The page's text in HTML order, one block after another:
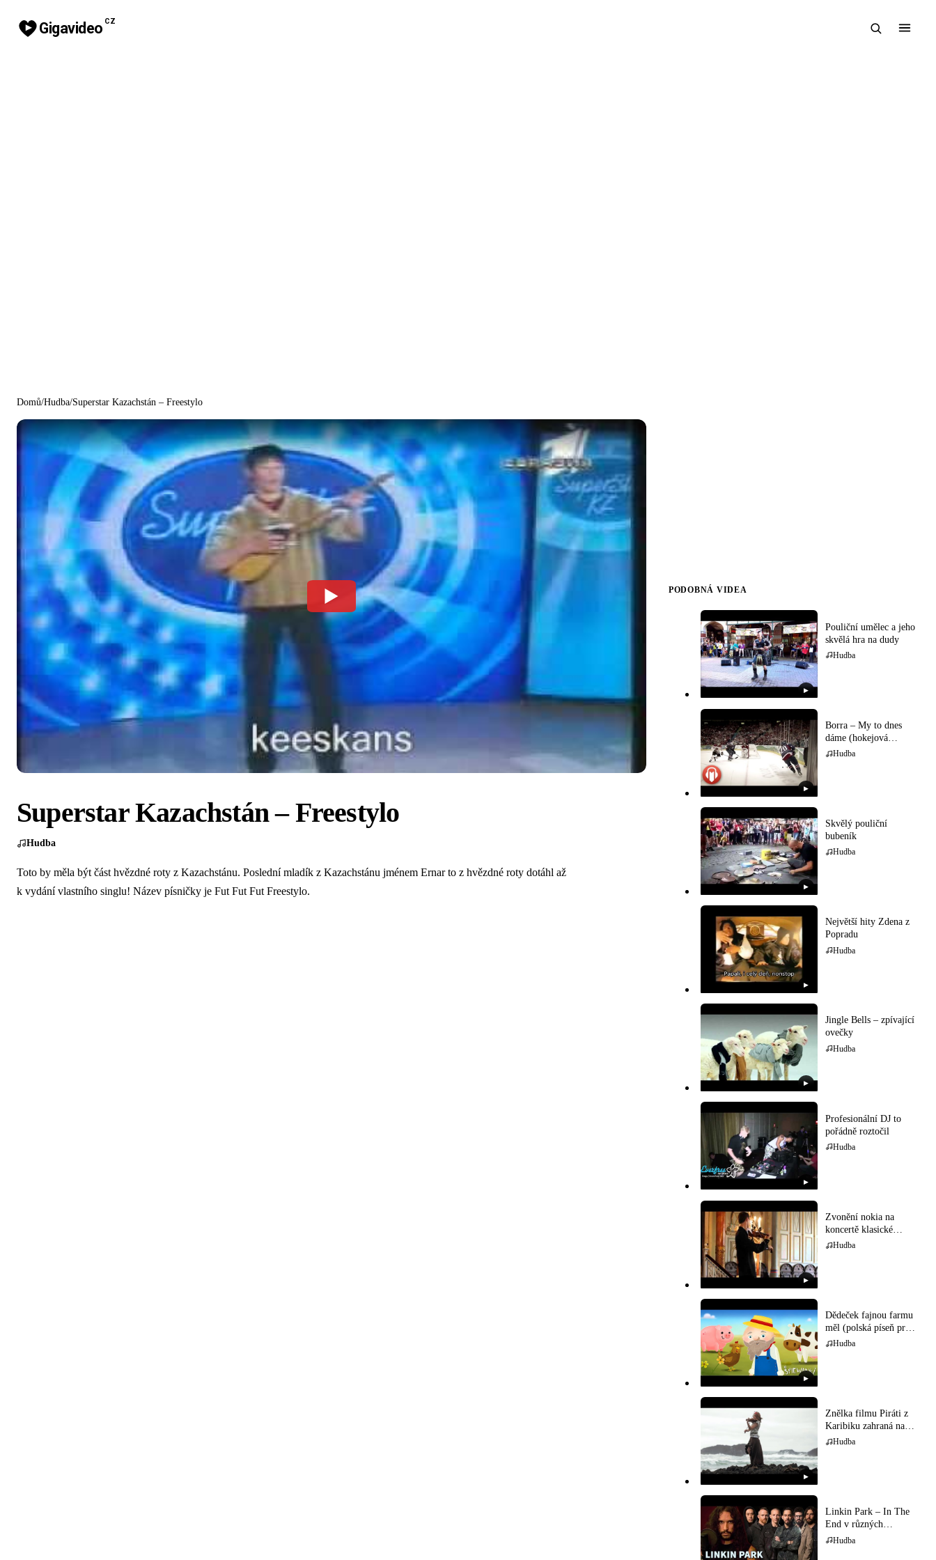
Gigavideo CZ
Domů/Hudba/Superstar Kazachstán – Freestylo
Superstar Kazachstán – Freestylo
Hudba
Toto by měla být část hvězdné roty z Kazachstánu. Poslední mladík z Kazachstánu jménem Ernar to z hvězdné roty dotáhl až
k vydání vlastního singlu! Název písničky je Fut Fut Fut Freestylo.
PODOBNÁ VIDEA
▶
Pouliční umělec a jeho
skvělá hra na dudy
Hudba
▶
Borra – My to dnes
dáme (hokejová
hymna)
Hudba
▶
Skvělý pouliční
bubeník
Hudba
▶
Největší hity Zdena z
Popradu
Hudba
▶
Jingle Bells – zpívající
ovečky
Hudba
▶
Profesionální DJ to
pořádně roztočil
Hudba
▶
Zvonění nokia na
koncertě klasické
hudby
Hudba
▶
Dědeček fajnou farmu
měl (polská píseň pro
děti)
Hudba
▶
Znělka filmu Piráti z
Karibiku zahraná na
houslech
Hudba
Linkin Park – In The
End v různých
hudebních stylech
Hudba